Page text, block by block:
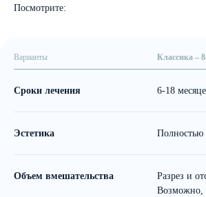
Посмотрите:
Варианты Классика –
Сроки лечения 6-18
Эстетика Полностью
Объем вмешательства
Разрез и
Возможно,